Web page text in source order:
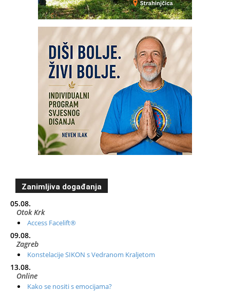
Zanimljiva događanja
05.08.
Otok Krk
Access Facelift®
09.08.
Zagreb
Konstelacije SIKON s Vedranom Kraljetom
13.08.
Online
Kako se nositi s emocijama?